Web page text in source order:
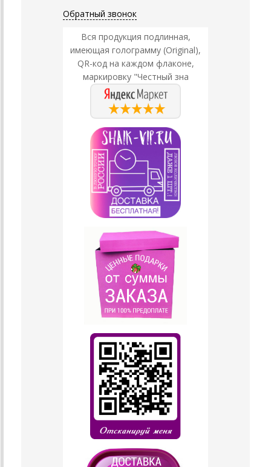
Обратный звонок
Вся продукция подлинная,
имеющая голограмму (Original),
QR-код на каждом флаконе,
маркировку "Честный зна